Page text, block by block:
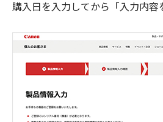
購入日を入力してから「入力内容